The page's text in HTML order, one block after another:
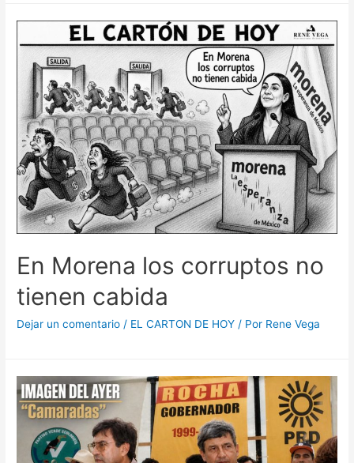
En Morena los corruptos no
tienen cabida
Dejar un comentario / EL CARTON DE HOY / Por Rene Vega